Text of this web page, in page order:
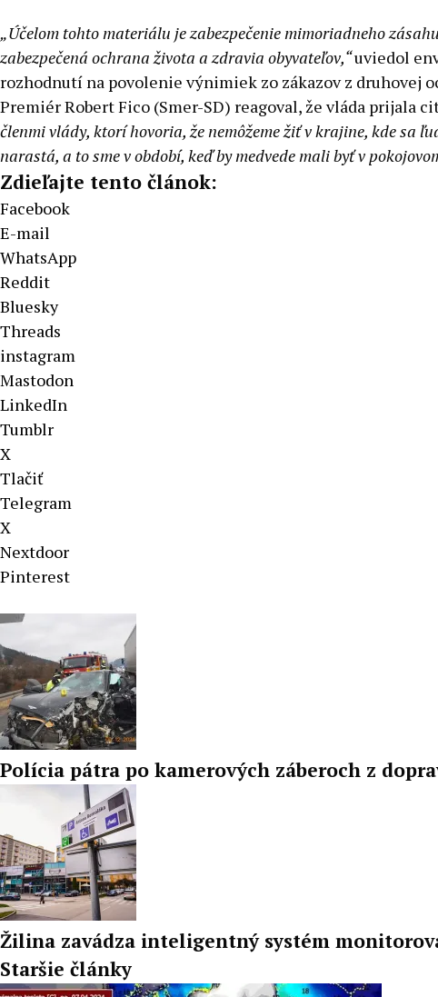
„Účelom tohto materiálu je zabezpečenie mimoriadneho
zabezpečená ochrana života a zdravia obyvateľov,“uviedol
rozhodnutí na povolenie výnimiek zo zákazov z druhovej
Premiér Robert Fico (Smer-SD) reagoval, že vláda prijala
členmi vlády, ktorí hovoria, že nemôžeme žiť v krajine, kde sa
narastá, a to sme v období, keď by medvede mali byť v
Zdieľajte tento článok:
Facebook
E-mail
WhatsApp
Reddit
Bluesky
Threads
instagram
Mastodon
LinkedIn
Tumblr
X
Tlačiť
Telegram
X
Nextdoor
Pinterest
Polícia pátra po kamerových záberoch z
Žilina zavádza inteligentný systém
Staršie články